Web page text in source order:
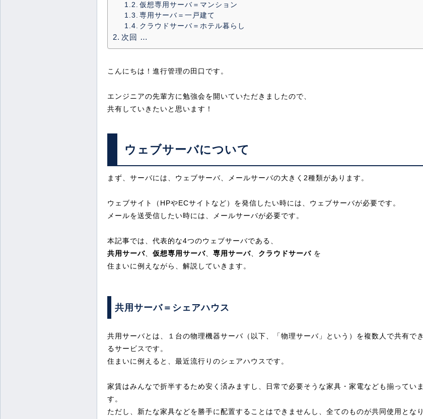
仮想専用サーバ＝マンション
専用サーバ＝一戸建て
クラウドサーバ＝ホテル暮らし
次回 …
こんにちは！進行管理の田口です。
エンジニアの先輩方に勉強会を開いていただきましたので、
共有していきたいと思います！
ウェブサーバについて
まず、サーバには、ウェブサーバ、メールサーバの大きく2種類があります。
ウェブサイト（HPやECサイトなど）を発信したい時には、ウェブサーバが必要です。
メールを送受信したい時には、メールサーバが必要です。
本記事では、代表的な4つのウェブサーバである、
共用サーバ、 仮想専用サーバ、 専用サーバ、 クラウドサーバ を
住まいに例えながら、解説していきます。
共用サーバ＝シェアハウス
共用サーバとは、１台の物理機器サーバ（以下、「物理サーバ」という）を複数人で共有でき
るサービスです。
住まいに例えると、最近流行りのシェアハウスです。
家賃はみんなで折半するため安く済みますし、日常で必要そうな家具・家電なども揃っていま
す。
ただし、新たな家具などを勝手に配置することはできませんし、全てのものが共同使用となり